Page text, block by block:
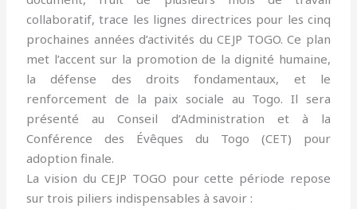
collaboratif, trace les lignes directrices pour les cinq
prochaines années d’activités du CEJP TOGO. Ce plan
met l’accent sur la promotion de la dignité humaine,
la défense des droits fondamentaux, et le
renforcement de la paix sociale au Togo. Il sera
présenté au Conseil d’Administration et à la
Conférence des Évêques du Togo (CET) pour
adoption finale.
La vision du CEJP TOGO pour cette période repose
sur trois piliers indispensables à savoir :